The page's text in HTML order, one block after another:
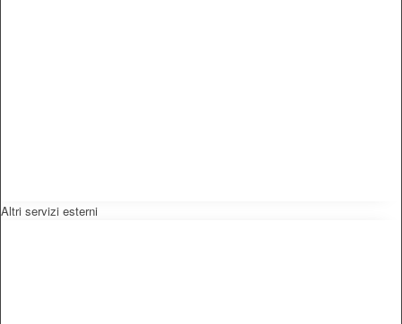
Altri servizi esterni